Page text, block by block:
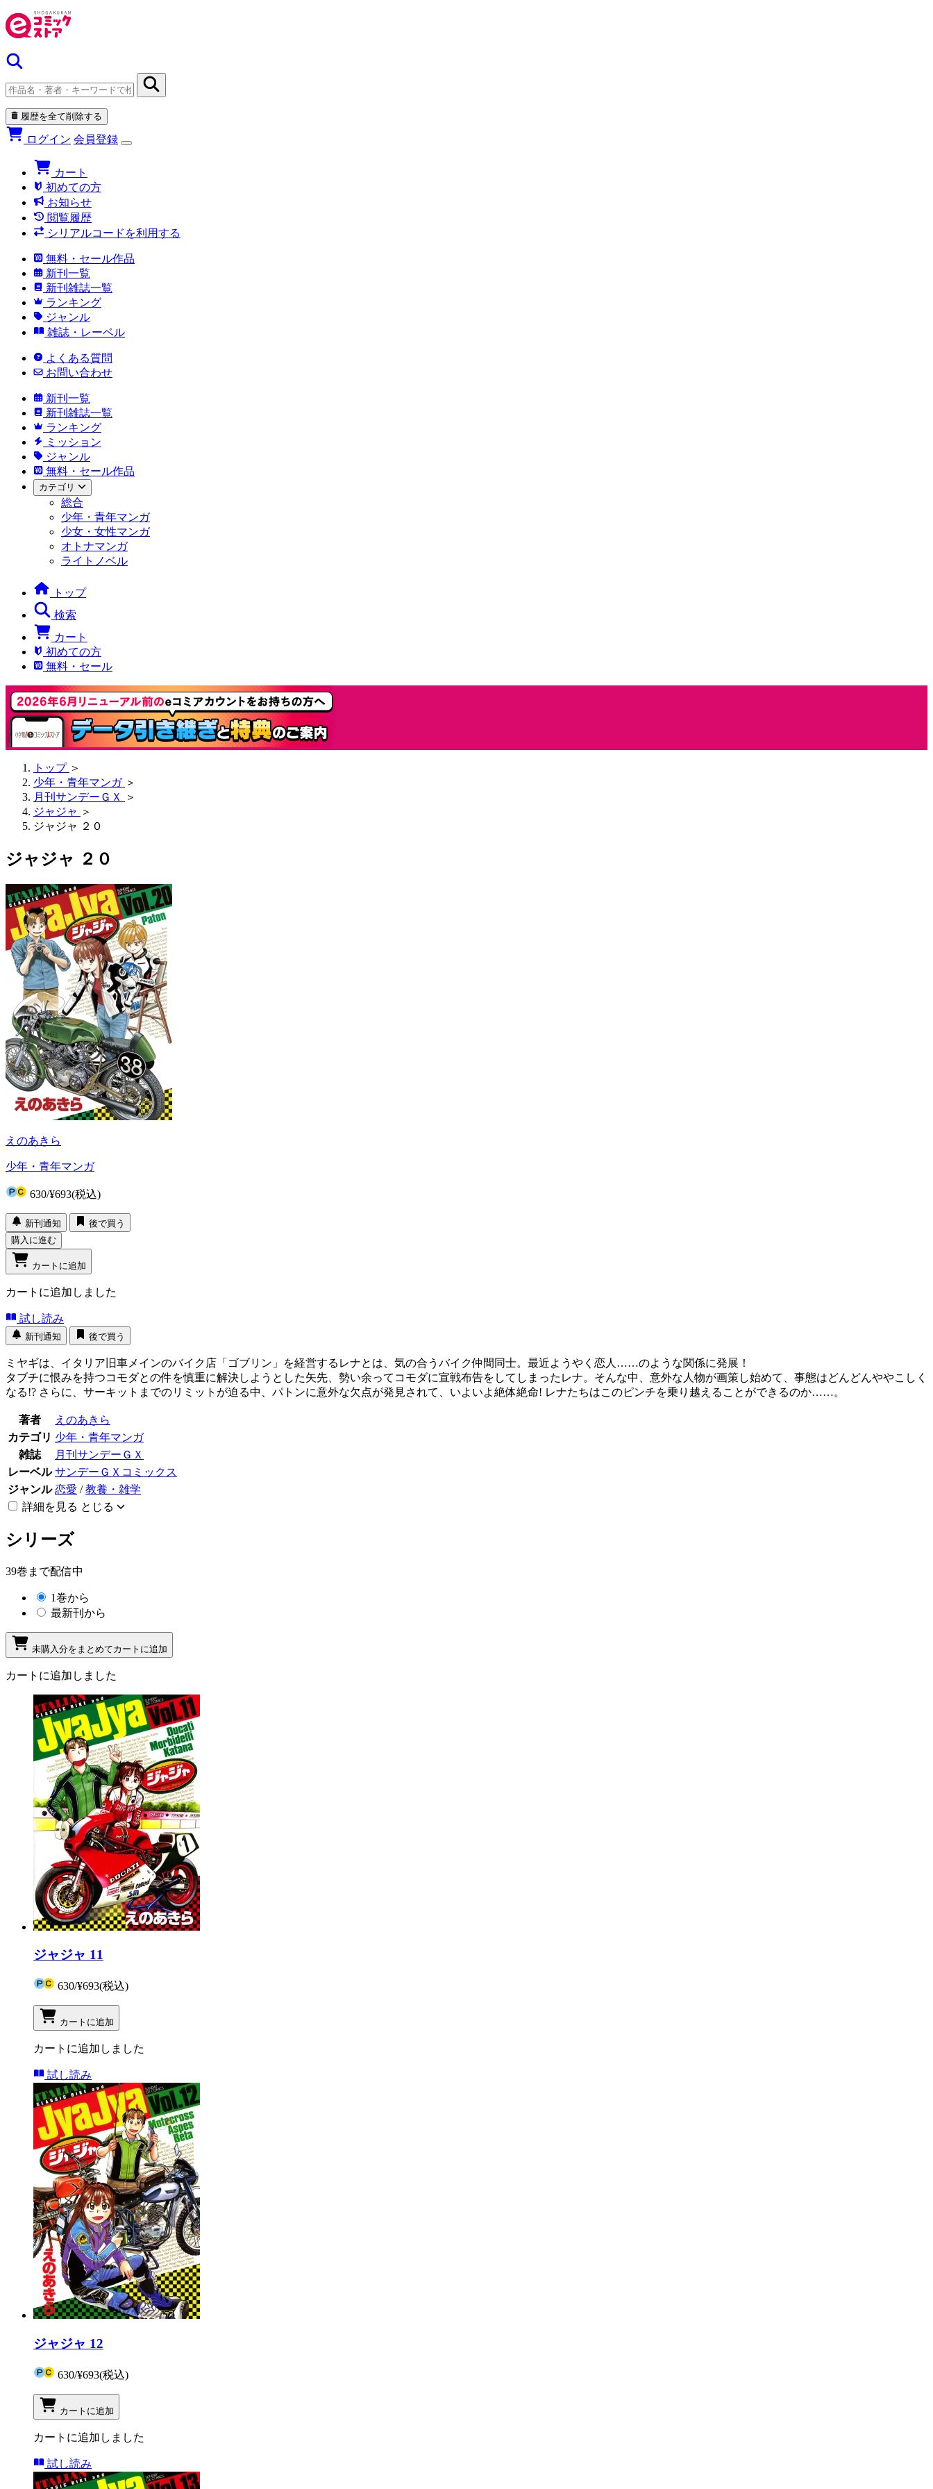
履歴を全て削除する
ログイン 会員登録
カート
初めての方
お知らせ
閲覧履歴
シリアルコードを利用する
無料・セール作品
新刊一覧
新刊雑誌一覧
ランキング
ジャンル
雑誌・レーベル
よくある質問
お問い合わせ
新刊一覧
新刊雑誌一覧
ランキング
ミッション
ジャンル
無料・セール作品
カテゴリ
総合
少年・青年マンガ
少女・女性マンガ
オトナマンガ
ライトノベル
トップ
検索
カート
初めての方
無料・セール
トップ ＞
少年・青年マンガ ＞
月刊サンデーＧＸ
＞
ジャジャ ＞
ジャジャ ２０
ジャジャ ２０
えのあきら
少年・青年マンガ
630/¥693(税込)
新刊通知
後で買う
購入に進む
カートに追加
カートに追加しました
試し読み
新刊通知 後で買う
ミヤギは、イタリア旧車メインのバイク店「ゴブリン」を経営するレナとは、気の合うバイク仲間同士。最近ようやく恋人……のような関係に発展！
タブチに恨みを持つコモダとの件を慎重に解決しようとした矢先、勢い余ってコモダに宣戦布告をしてしまったレナ。そんな中、意外な人物が画策し始めて、事態はどんどんややこしく
なる!? さらに、サーキットまでのリミットが迫る中、パトンに意外な欠点が発見されて、いよいよ絶体絶命! レナたちはこのピンチを乗り越えることができるのか……。
著者
えのあきら
カテゴリ 少年・青年マンガ
雑誌
月刊サンデーＧＸ
レーベル サンデーＧＸコミックス
ジャンル 恋愛 /教養・雑学
詳細を見る とじる
シリーズ
39巻まで配信中
1巻から
最新刊から
未購入分をまとめてカートに追加
カートに追加しました
ジャジャ 11
630/¥693(税込)
カートに追加
カートに追加しました
試し読み
ジャジャ 12
630/¥693(税込)
カートに追加
カートに追加しました
試し読み